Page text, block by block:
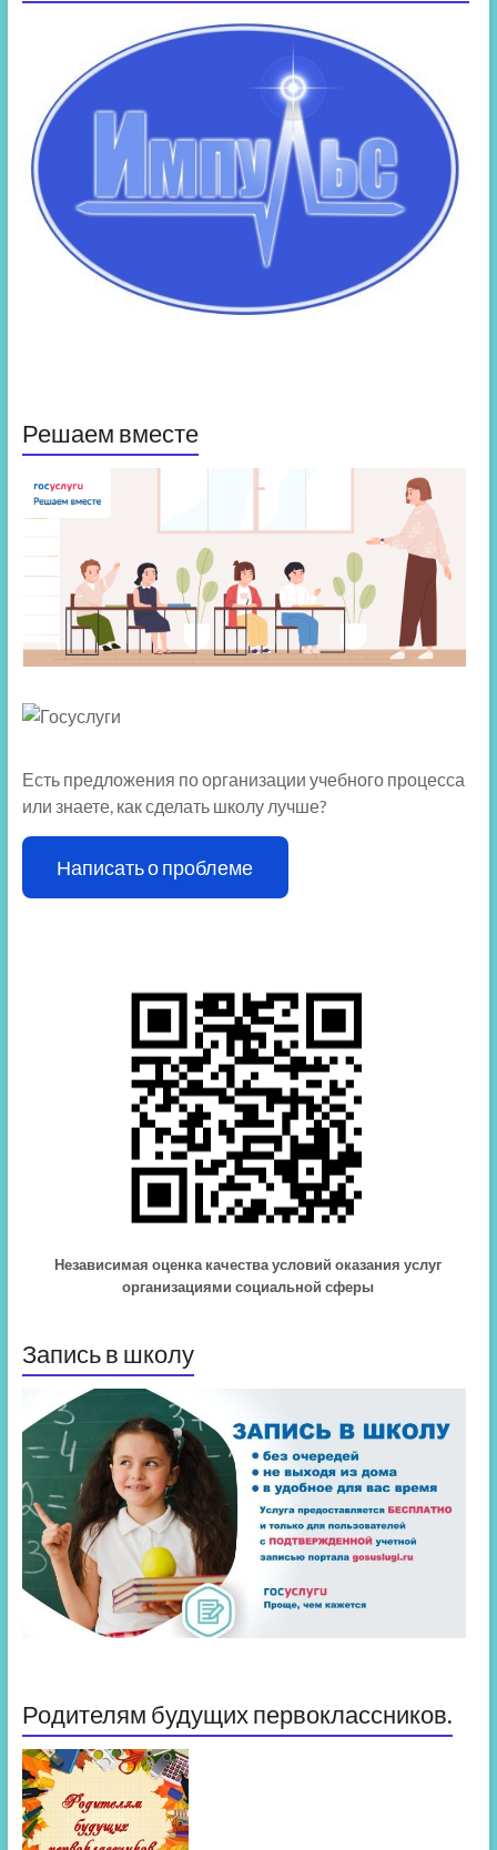
Решаем вместе
Есть предложения по организации учебного процесса
или знаете, как сделать школу лучше?
Написать о проблеме
Независимая оценка качества условий оказания услуг
организациями социальной сферы
Запись в школу
Родителям будущих первоклассников.